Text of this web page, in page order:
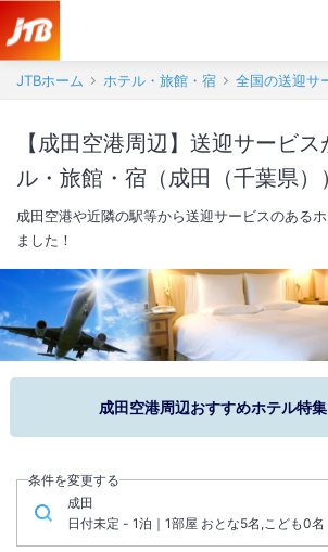
JTBホーム ホテル・旅館・宿 全国の送迎サ
【成田空港周辺】送迎サービ
ル・旅館・宿（成田（千葉県））
成田空港や近隣の駅等から送迎サービスのある
ました！
成田空港周辺おすすめホテル特
条件を変更する
成田
日付未定 - 1泊｜1部屋 おとな5名,こども0名